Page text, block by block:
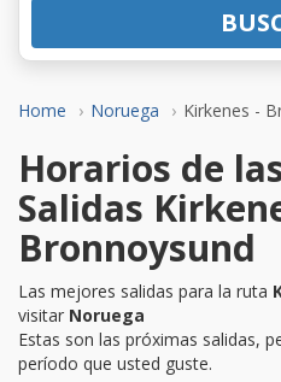
Home Noruega Kirkenes -
Horarios de
Salidas
Bronnoysund
Las mejores salidas para la ruta
visitar Noruega
Estas son las próximas salidas,
período que usted guste.